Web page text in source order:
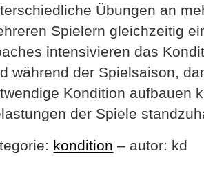
Übungen an
Spielern gleichzeitig
intensivieren das
während der Spielsaison,
Kondition aufbauen
der Spiele
kondition – autor: kd